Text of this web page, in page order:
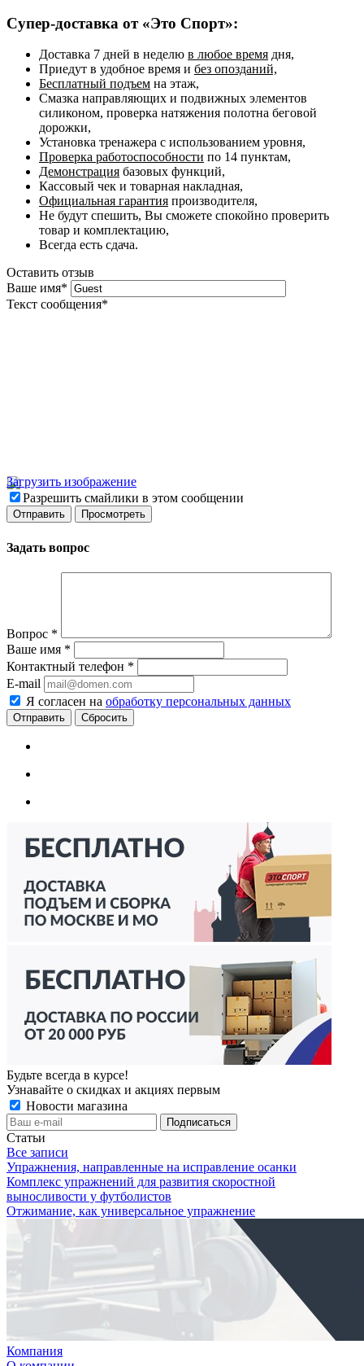
Супер-доставка от «Это Спорт»:
Доставка 7 дней в неделю в любое время дня,
Приедут в удобное время и без опозданий,
Бесплатный подъем на этаж,
Смазка направляющих и подвижных элементов
силиконом, проверка натяжения полотна беговой
дорожки,
Установка тренажера с использованием уровня,
Проверка работоспособности по 14 пунктам,
Демонстрация базовых функций,
Кассовый чек и товарная накладная,
Официальная гарантия производителя,
Не будут спешить, Вы сможете спокойно проверить
товар и комплектацию,
Всегда есть сдача.
Оставить отзыв
Ваше имя*
Текст сообщения*
Загрузить изображение
Разрешить смайлики в этом сообщении
Задать вопрос
Вопрос *
Ваше имя *
Контактный телефон *
E-mail
Я согласен на обработку персональных данных
Сбросить
Будьте всегда в курсе!
Узнавайте о скидках и акциях первым
Новости магазина
Статьи
Все записи
Упражнения, направленные на исправление осанки
Комплекс упражнений для развития скоростной
выносливости у футболистов
Отжимание, как универсальное упражнение
Компания